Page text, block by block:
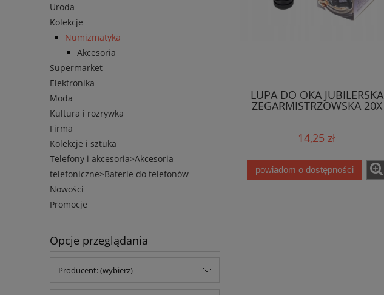
Uroda
Kolekcje
Numizmatyka
Akcesoria
Supermarket
Elektronika
Moda
Kultura i rozrywka
Firma
Kolekcje i sztuka
Telefony i akcesoria>Akcesoria
telefoniczne>Baterie do telefonów
Nowości
Promocje
Opcje przeglądania
Producent: (wybierz)
LUPA DO OKA JUBILERSKA
ZEGARMISTRZOWSKA 20X
14,25 zł
powiadom o dostępności